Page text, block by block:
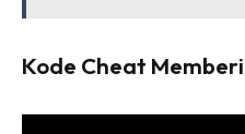
Kode Cheat